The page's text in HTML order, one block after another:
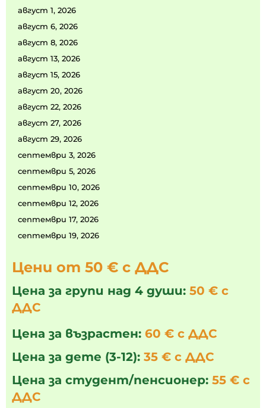
август 1, 2026
август 6, 2026
август 8, 2026
август 13, 2026
август 15, 2026
август 20, 2026
август 22, 2026
август 27, 2026
август 29, 2026
септември 3, 2026
септември 5, 2026
септември 10, 2026
септември 12, 2026
септември 17, 2026
септември 19, 2026
Цени от 50 € с ДДС
Цена за групи над 4 души: 50 € с
ДДС
Цена за възрастен: 60 € с ДДС
Цена за дете (3-12): 35 € с ДДС
Цена за студент/пенсионер: 55 € с
ДДС